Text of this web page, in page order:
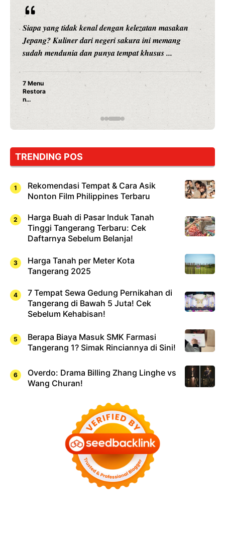
Siapa yang tidak kenal dengan kelezatan masakan
Jepang? Kuliner dari negeri sakura ini memang
sudah mendunia dan punya tempat khusus ...
7 Menu
Restora
n
Jepang
Dicoba,
Cuma
Sushi!
TRENDING POS
Rekomendasi Tempat & Cara Asik
Nonton Film Philippines Terbaru
Harga Buah di Pasar Induk Tanah
Tinggi Tangerang Terbaru: Cek
Daftarnya Sebelum Belanja!
Harga Tanah per Meter Kota
Tangerang 2025
7 Tempat Sewa Gedung Pernikahan di
Tangerang di Bawah 5 Juta! Cek
Sebelum Kehabisan!
Berapa Biaya Masuk SMK Farmasi
Tangerang 1? Simak Rinciannya di Sini!
Overdo: Drama Billing Zhang Linghe vs
Wang Churan!